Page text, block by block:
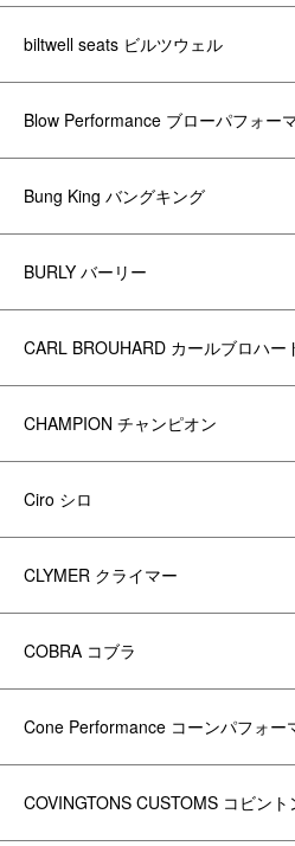
biltwell seats ビルツウェル
Blow Performance ブローパフォー
Bung King バングキング
BURLY バーリー
CARL BROUHARD カールブロハー
CHAMPION チャンピオン
Ciro シロ
CLYMER クライマー
COBRA コブラ
Cone Performance コーンパフォー
COVINGTONS CUSTOMS コビント